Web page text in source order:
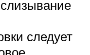
следует